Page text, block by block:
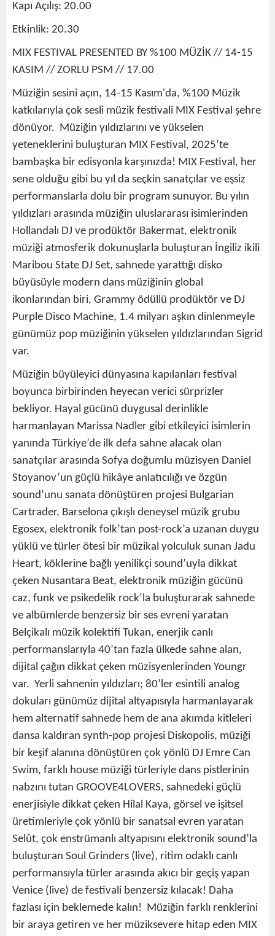
Kapı Açılış: 20.00
Etkinlik: 20.30
MIX FESTIVAL PRESENTED BY %100 MÜZİK // 14-15
KASIM // ZORLU PSM // 17.00
Müziğin sesini açın, 14-15 Kasım'da, %100 Müzik
katkılarıyla çok sesli müzik festivali MIX Festival şehre
dönüyor. Müziğin yıldızlarını ve yükselen
yeteneklerini buluşturan MIX Festival, 2025’te
bambaşka bir edisyonla karşınızda! MIX Festival, her
sene olduğu gibi bu yıl da seçkin sanatçılar ve eşsiz
performanslarla dolu bir program sunuyor. Bu yılın
yıldızları arasında müziğin uluslararası isimlerinden
Hollandalı DJ ve prodüktör Bakermat, elektronik
müziği atmosferik dokunuşlarla buluşturan İngiliz ikili
Maribou State DJ Set, sahnede yarattığı disko
büyüsüyle modern dans müziğinin global
ikonlarından biri, Grammy ödüllü prodüktör ve DJ
Purple Disco Machine, 1.4 milyarı aşkın dinlenmeyle
günümüz pop müziğinin yükselen yıldızlarından Sigrid
var.
Müziğin büyüleyici dünyasına kapılanları festival
boyunca birbirinden heyecan verici sürprizler
bekliyor. Hayal gücünü duygusal derinlikle
harmanlayan Marissa Nadler gibi etkileyici isimlerin
yanında Türkiye’de ilk defa sahne alacak olan
sanatçılar arasında Sofya doğumlu müzisyen Daniel
Stoyanov’un güçlü hikâye anlatıcılığı ve özgün
sound’unu sanata dönüştüren projesi Bulgarian
Cartrader, Barselona çıkışlı deneysel müzik grubu
Egosex, elektronik folk’tan post-rock’a uzanan duygu
yüklü ve türler ötesi bir müzikal yolculuk sunan Jadu
Heart, köklerine bağlı yenilikçi sound’uyla dikkat
çeken Nusantara Beat, elektronik müziğin gücünü
caz, funk ve psikedelik rock’la buluşturarak sahnede
ve albümlerde benzersiz bir ses evreni yaratan
Belçikalı müzik kolektifi Tukan, enerjik canlı
performanslarıyla 40’tan fazla ülkede sahne alan,
dijital çağın dikkat çeken müzisyenlerinden Youngr
var. Yerli sahnenin yıldızları; 80’ler esintili analog
dokuları günümüz dijital altyapısıyla harmanlayarak
hem alternatif sahnede hem de ana akımda kitleleri
dansa kaldıran synth-pop projesi Diskopolis, müziği
bir keşif alanına dönüştüren çok yönlü DJ Emre Can
Swim, farklı house müziği türleriyle dans pistlerinin
nabzını tutan GROOVE4LOVERS, sahnedeki güçlü
enerjisiyle dikkat çeken Hilal Kaya, görsel ve işitsel
üretimleriyle çok yönlü bir sanatsal evren yaratan
Selût, çok enstrümanlı altyapısını elektronik sound’la
buluşturan Soul Grinders (live), ritim odaklı canlı
performansıyla türler arasında akıcı bir geçiş yapan
Venice (live) de festivali benzersiz kılacak! Daha
fazlası için beklemede kalın! Müziğin farklı renklerini
bir araya getiren ve her müziksevere hitap eden MIX